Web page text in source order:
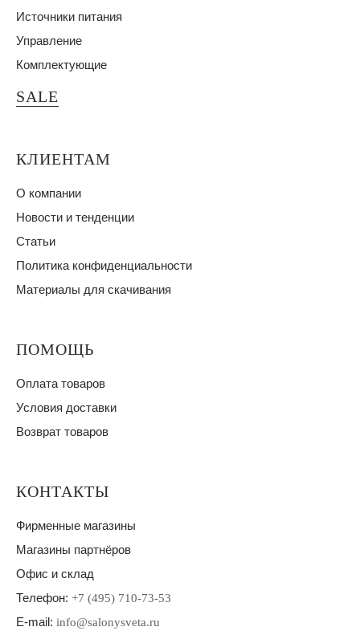
Источники питания
Управление
Комплектующие
SALE
КЛИЕНТАМ
О компании
Новости и тенденции
Статьи
Политика конфиденциальности
Материалы для скачивания
ПОМОЩЬ
Оплата товаров
Условия доставки
Возврат товаров
КОНТАКТЫ
Фирменные магазины
Магазины партнёров
Офис и склад
Телефон: +7 (495) 710-73-53
E-mail: info@salonysveta.ru